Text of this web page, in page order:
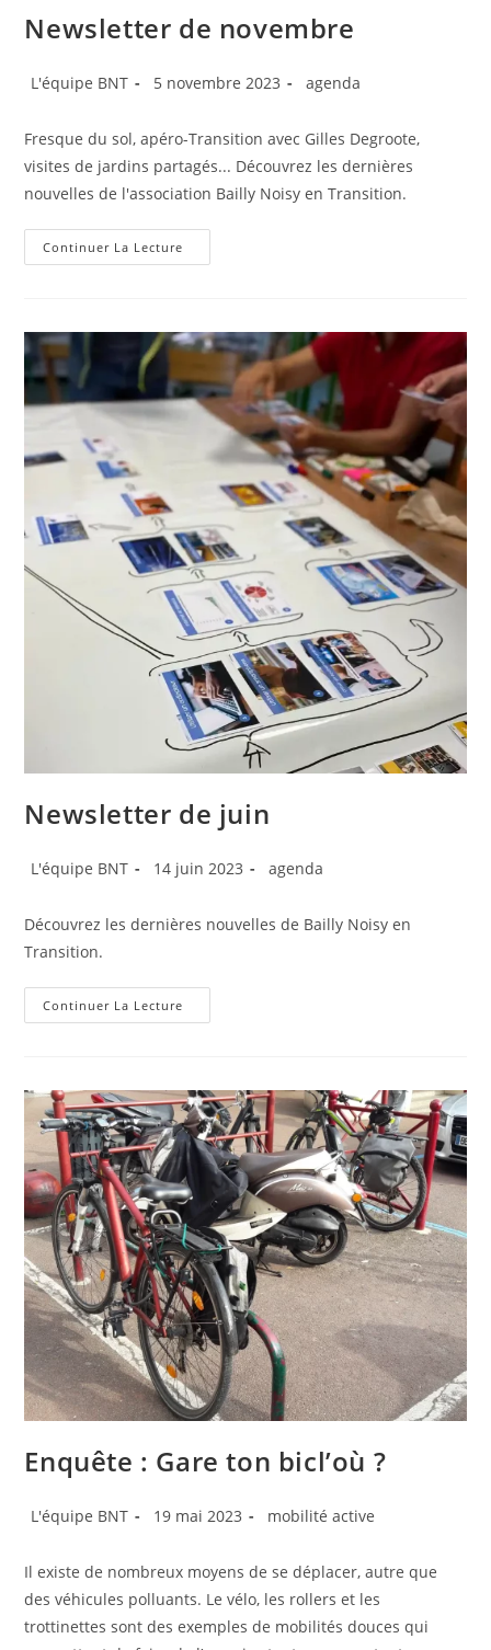
Newsletter de novembre
Auteur/autrice
publication :
L'équipe BNT
Publication
5 novembre 2023
Post
agenda
Fresque du sol, apéro-Transition avec Gilles Degroote,
visites de jardins partagés... Découvrez les dernières
nouvelles de l'association Bailly Noisy en Transition.
Continuer La Lecture
De
Newsletter de juin
Auteur/autrice
publication :
L'équipe BNT
Publication
14 juin 2023
Post
agenda
Découvrez les dernières nouvelles de Bailly Noisy en
Transition.
Continuer La Lecture
De
Enquête : Gare ton bicl’où ?
Auteur/autrice
publication :
L'équipe BNT
Publication
19 mai 2023
Post
mobilité active
Il existe de nombreux moyens de se déplacer, autre que
des véhicules polluants. Le vélo, les rollers et les
trottinettes sont des exemples de mobilités douces qui